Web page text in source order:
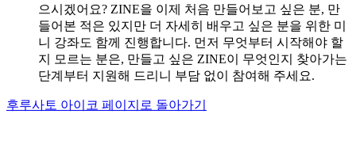
으시겠어요? ZINE을 이제 처음 만들어보고 싶은 분, 만
들어본 적은 있지만 더 자세히 배우고 싶은 분을 위한 미
니 강좌도 함께 진행합니다. 먼저 무엇부터 시작해야 할
지 모르는 분은, 만들고 싶은 ZINE이 무엇인지 찾아가는
단계부터 지원해 드리니 부담 없이 참여해 주세요.
후루사토 아이코 페이지로 돌아가기